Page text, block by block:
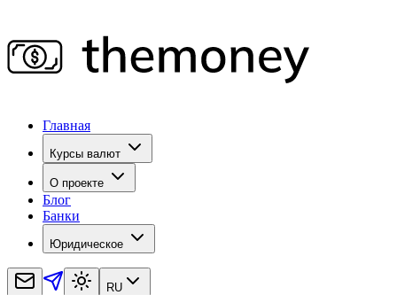
Главная
Курсы валют
О проекте
Блог
Банки
Юридическое
RU